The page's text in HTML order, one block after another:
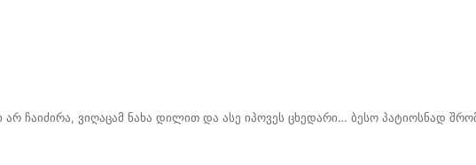
არ ჩაიძირა, ვიღაცამ ნახა დილით და ასე იპოვეს ცხედარი… ბესო პატიოსნად